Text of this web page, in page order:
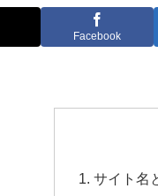
Facebook
サイト名